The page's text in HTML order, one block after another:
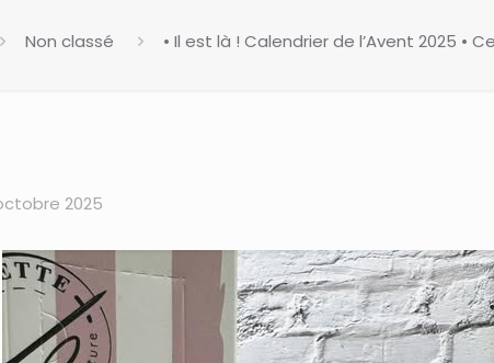
Non classé • Il est là ! Calendrier de l’Avent 2025 •
2025